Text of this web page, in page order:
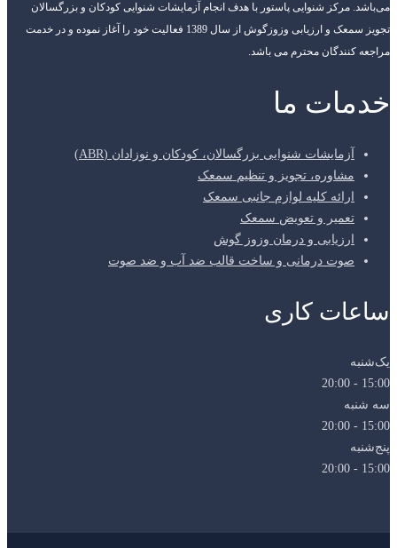
می‌باشد. مرکز شنوایی پاستور با هدف انجام آزمایشات شنوایی کودکان و بزرگسالان
تجویز سمعک و ارزیابی وزوزگوش از سال 1389 فعالیت خود را آغاز نموده و در خدمت
مراجعه کنندگان محترم می باشد.
خدمات ما
آزمایشات شنوایی بزرگسالان، کودکان و نوزادان (ABR)
مشاوره، تجویز و تنظیم سمعک
ارائه کلیه لوازم جانبی سمعک
تعمیر و تعویض سمعک
ارزیابی و درمان وزوز گوش
صوت درمانی و ساخت قالب ضد آب و ضد صوت
ساعات کاری
یک‌شنبه
15:00 - 20:00
سه شنبه
15:00 - 20:00
پنج‌شنبه
15:00 - 20:00